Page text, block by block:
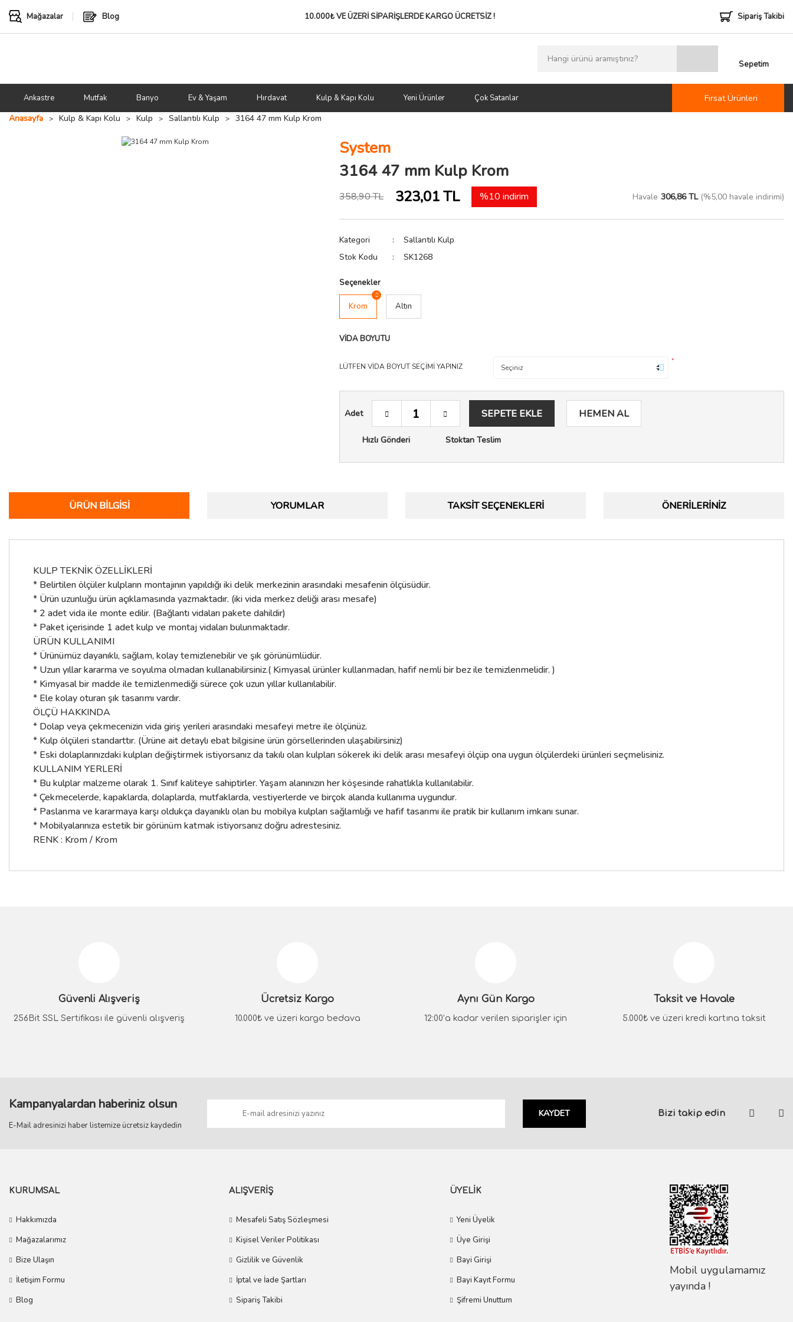
Mağazalar Blog 10.000₺ VE ÜZERİ SİPARİŞLERDEKARGO ÜCRETSİZ ! Sipariş Takibi
Sepetim
Ankastre Mutfak Banyo Ev & Yaşam Hırdavat Kulp & Kapı Kolu Yeni Ürünler Çok Satanlar
Fırsat Ürünleri
Anasayfa
Kulp & Kapı Kolu Kulp Sallantılı Kulp 3164 47 mm Kulp Krom
System
3164 47 mm Kulp Krom
358,90 TL 323,01 TL %10 indirim Havale 306,86 TL(%5,00 havale indirimi)
Kategori
Sallantılı Kulp
Stok Kodu
SK1268
Seçenekler
Krom Altın
VİDA BOYUTU
LÜTFEN VİDA BOYUT SEÇİMİ YAPINIZ
*
Adet SEPETE EKLE HEMEN AL
Hızlı Gönderi Stoktan Teslim
ÜRÜN BILGISI YORUMLAR TAKSIT SEÇENEKLERI ÖNERILERINIZ
KULP TEKNİK ÖZELLİKLERİ
* Belirtilen ölçüler kulpların montajının yapıldığı iki delik merkezinin arasındaki mesafenin ölçüsüdür.
* Ürün uzunluğu ürün açıklamasında yazmaktadır. (iki vida merkez deliği arası mesafe)
* 2 adet vida ile monte edilir. (Bağlantı vidaları pakete dahildir)
* Paket içerisinde 1 adet kulp ve montaj vidaları bulunmaktadır.
ÜRÜN KULLANIMI
* Ürünümüz dayanıklı, sağlam, kolay temizlenebilir ve şık görünümlüdür.
* Uzun yıllar kararma ve soyulma olmadan kullanabilirsiniz.( Kimyasal ürünler kullanmadan, hafif nemli bir bez ile temizlenmelidir. )
* Kimyasal bir madde ile temizlenmediği sürece çok uzun yıllar kullanılabilir.
* Ele kolay oturan şık tasarımı vardır.
ÖLÇÜ HAKKINDA
* Dolap veya çekmecenizin vida giriş yerileri arasındaki mesafeyi metre ile ölçünüz.
* Kulp ölçüleri standarttır. (Ürüne ait detaylı ebat bilgisine ürün görsellerinden ulaşabilirsiniz)
* Eski dolaplarınızdaki kulpları değiştirmek istiyorsanız da takılı olan kulpları sökerek iki delik arası mesafeyi ölçüp ona uygun ölçülerdeki ürünleri seçmelisiniz.
KULLANIM YERLERİ
* Bu kulplar malzeme olarak 1. Sınıf kaliteye sahiptirler. Yaşam alanınızın her köşesinde rahatlıkla kullanılabilir.
* Çekmecelerde, kapaklarda, dolaplarda, mutfaklarda, vestiyerlerde ve birçok alanda kullanıma uygundur.
* Paslanma ve kararmaya karşı oldukça dayanıklı olan bu mobilya kulpları sağlamlığı ve hafif tasarımı ile pratik bir kullanım imkanı sunar.
* Mobilyalarınıza estetik bir görünüm katmak istiyorsanız doğru adrestesiniz.
RENK : Krom / Krom
Ürün bilgilerinde hatalar bulunuyor.
Ürün fiyatı diğer sitelerden daha pahalı.
Güvenli Alışveriş
256Bit SSL Sertifikası ile güvenli alışveriş
Ücretsiz Kargo
10.000₺ ve üzeri kargo bedava
Aynı Gün Kargo
12:00’a kadar verilen siparişler için
Taksit ve Havale
5.000₺ ve üzeri kredi kartına taksit
Kampanyalardan haberiniz olsun
E-Mail adresinizi haber listemize ücretsiz kaydedin
KAYDET Bizi takip edin
KURUMSAL
Hakkımızda
Mağazalarımız
Bize Ulaşın
İletişim Formu
Blog
ALIŞVERİŞ
Mesafeli Satış Sözleşmesi
Kişisel Veriler Politikası
Gizlilik ve Güvenlik
İptal ve İade Şartları
Sipariş Takibi
ÜYELİK
Yeni Üyelik
Üye Girişi
Bayi Girişi
Bayi Kayıt Formu
Şifremi Unuttum
Mobil uygulamamız
yayında !